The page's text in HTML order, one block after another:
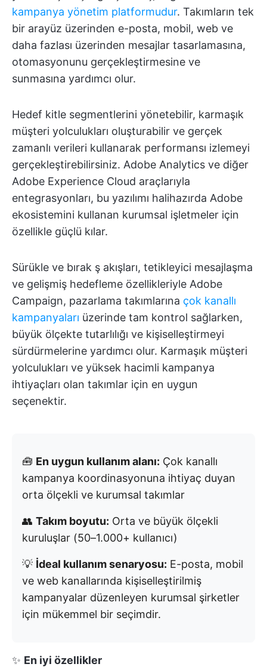
kampanya yönetim platformudur. Takımların tek
bir arayüz üzerinden e-posta, mobil, web ve
daha fazlası üzerinden mesajlar tasarlamasına,
otomasyonunu gerçekleştirmesine ve
sunmasına yardımcı olur.
Hedef kitle segmentlerini yönetebilir, karmaşık
müşteri yolculukları oluşturabilir ve gerçek
zamanlı verileri kullanarak performansı izlemeyi
gerçekleştirebilirsiniz. Adobe Analytics ve diğer
Adobe Experience Cloud araçlarıyla
entegrasyonları, bu yazılımı halihazırda Adobe
ekosistemini kullanan kurumsal işletmeler için
özellikle güçlü kılar.
Sürükle ve bırak ş akışları, tetikleyici mesajlaşma
ve gelişmiş hedefleme özellikleriyle Adobe
Campaign, pazarlama takımlarına çok kanallı
kampanyaları üzerinde tam kontrol sağlarken,
büyük ölçekte tutarlılığı ve kişiselleştirmeyi
sürdürmelerine yardımcı olur. Karmaşık müşteri
yolculukları ve yüksek hacimli kampanya
ihtiyaçları olan takımlar için en uygun
seçenektir.
🧰 En uygun kullanım alanı: Çok kanallı
kampanya koordinasyonuna ihtiyaç duyan
orta ölçekli ve kurumsal takımlar
👥 Takım boyutu: Orta ve büyük ölçekli
kuruluşlar (50–1.000+ kullanıcı)
💡 İdeal kullanım senaryosu: E-posta, mobil
ve web kanallarında kişiselleştirilmiş
kampanyalar düzenleyen kurumsal şirketler
için mükemmel bir seçimdir.
✨ En iyi özellikler